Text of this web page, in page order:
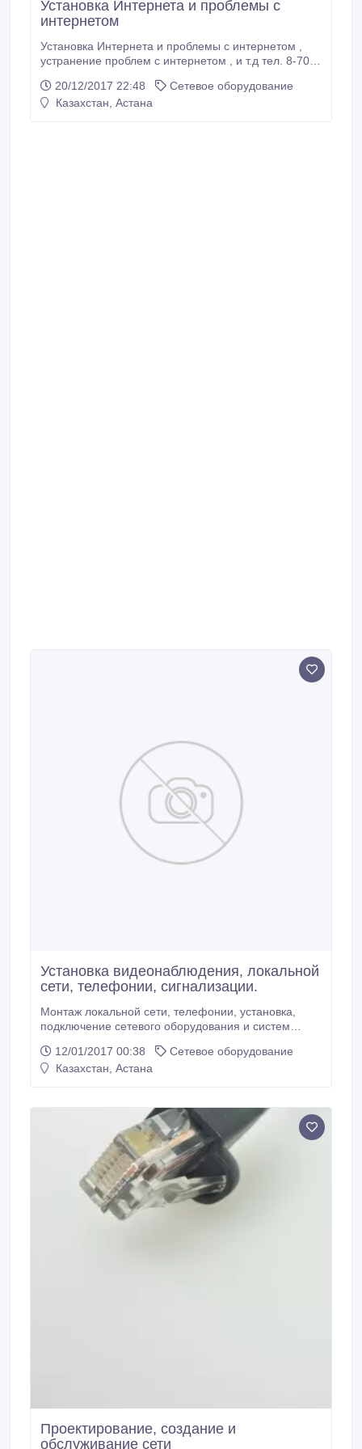
Установка Интернета и проблемы с
интернетом
Установка Интернета и проблемы с интернетом ,
устранение проблем с интернетом , и т.д тел. 8-702-
Vista, 7, 8, 10 (без потери данных). Лицензионные
Антивирусы. Microsoft Office (2003, 2007, 2010,
20/12/2017 22:48
Сетевое оборудование
Казахстан, Астана
Установка видеонаблюдения, локальной
сети, телефонии, сигнализации.
Монтаж локальной сети, телефонии, установка,
подключение сетевого оборудования и систем
Монтаж установка, прокладка любой слаботочной
сети. Настройка АТС, настройка локальной сети,
12/01/2017 00:38
Сетевое оборудование
Казахстан, Астана
Проектирование, создание и
обслуживание сети